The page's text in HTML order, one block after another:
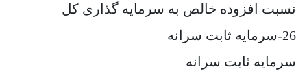
نسبت افزوده خالص به سرمایه گذاری کل
26-سرمایه ثابت سرانه
سرمایه ثابت سرانه